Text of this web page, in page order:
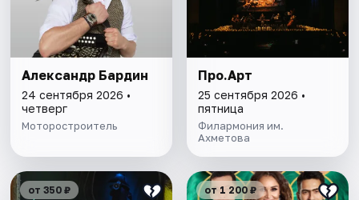
Александр Бардин
24 сентября 2026 •
четверг
Моторостроитель
Про.Арт
25 сентября 2026 •
пятница
Филармония им.
Ахметова
от 350 ₽ от 1 200 ₽